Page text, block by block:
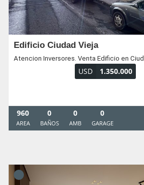
Edificio Ciudad Vieja
Atencion Inversores. Venta Edificio en
USD 1.350.000
960
AREA
0
BAÑOS
0
AMB
0
GARAGE